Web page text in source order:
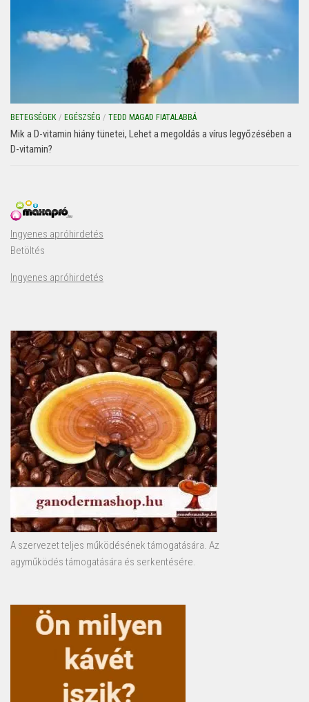
BETEGSÉGEK / EGÉSZSÉG / TEDD MAGAD FIATALABBÁ
Mik a D-vitamin hiány tünetei, Lehet a megoldás a vírus legyőzésében a
D-vitamin?
Ingyenes apróhirdetés
Betöltés
Ingyenes apróhirdetés
A szervezet teljes működésének támogatására. Az
agyműködés támogatására és serkentésére.